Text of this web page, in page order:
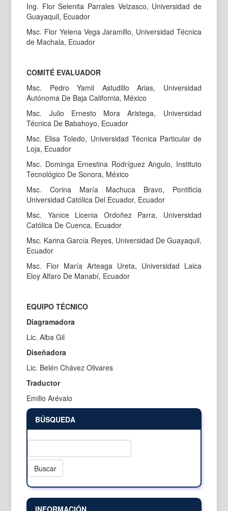
Ing. Flor Selenita Parrales Velzasco, Universidad de
Guayaquil, Ecuador
Msc. Flor Yelena Vega Jaramillo, Universidad Técnica
de Machala, Ecuador
COMITÉ EVALUADOR
Msc. Pedro Yamil Astudillo Arias, Universidad
Autónoma De Baja California, México
Msc. Julio Ernesto Mora Aristega, Universidad
Técnica De Babahoyo, Ecuador
Msc. Elisa Toledo, Universidad Técnica Particular de
Loja, Ecuador
Msc. Dominga Ernestina Rodríguez Angulo, Instituto
Tecnológico De Sonora, México
Msc. Corina María Machuca Bravo, Pontificia
Universidad Católica Del Ecuador, Ecuador
Msc. Yanice Licenia Ordoñez Parra, Universidad
Católica De Cuenca, Ecuador
Msc. Karina García Reyes, Universidad De Guayaquil,
Ecuador
Msc. Flor María Arteaga Ureta, Universidad Laica
Eloy Alfaro De Manabí, Ecuador
EQUIPO TÉCNICO
Diagramadora
Lic. Alba Gil
Diseñadora
Lic. Belén Chávez Olivares
Traductor
Emilio Arévalo
BÚSQUEDA
Buscar
INFORMACIÓN